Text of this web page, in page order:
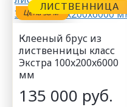
Цена за м3
ЛИСТВЕННИЦА
Клееный брус из
лиственницы класс
Экстра 100x200x6000
мм
135 000 руб.